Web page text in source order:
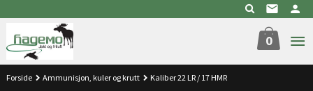
til
innholdet
0
Forside Ammunisjon, kuler og krutt Kaliber 22 LR / 17 HMR